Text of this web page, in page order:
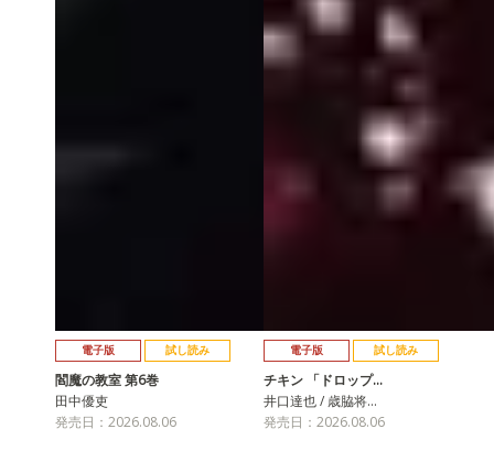
電子版 試し読み
閻魔の教室 第6巻
田中優吏
発売日：2026.08.06
電子版 試し読み
チキン 「ドロップ…
井口達也 / 歳脇将…
発売日：2026.08.06